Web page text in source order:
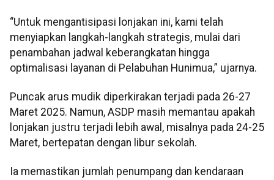
“Untuk mengantisipasi lonjakan ini, kami telah
menyiapkan langkah-langkah strategis, mulai dari
penambahan jadwal keberangkatan hingga
optimalisasi layanan di Pelabuhan Hunimua,” ujarnya.
Puncak arus mudik diperkirakan terjadi pada 26-27
Maret 2025. Namun, ASDP masih memantau apakah
lonjakan justru terjadi lebih awal, misalnya pada 24-25
Maret, bertepatan dengan libur sekolah.
Ia memastikan jumlah penumpang dan kendaraan